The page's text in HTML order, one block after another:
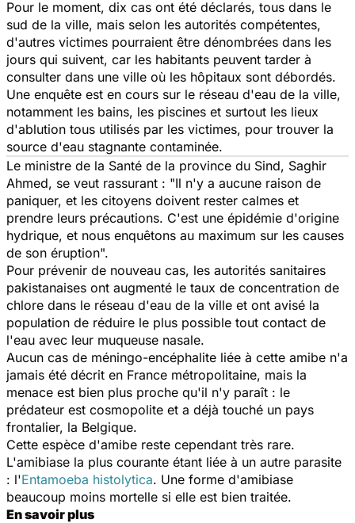
Pour le moment, dix cas ont été déclarés, tous dans le
sud de la ville, mais selon les autorités compétentes,
d'autres victimes pourraient être dénombrées dans les
jours qui suivent, car les habitants peuvent tarder à
consulter dans une ville où les hôpitaux sont débordés.
Une enquête est en cours sur le réseau d'eau de la ville,
notamment les bains, les piscines et surtout les lieux
d'ablution tous utilisés par les victimes, pour trouver la
source d'eau stagnante contaminée.
Le ministre de la Santé de la province du Sind, Saghir
Ahmed, se veut rassurant : "Il n'y a aucune raison de
paniquer, et les citoyens doivent rester calmes et
prendre leurs précautions. C'est une épidémie d'origine
hydrique, et nous enquêtons au maximum sur les causes
de son éruption".
Pour prévenir de nouveau cas, les autorités sanitaires
pakistanaises ont augmenté le taux de concentration de
chlore dans le réseau d'eau de la ville et ont avisé la
population de réduire le plus possible tout contact de
l'eau avec leur muqueuse nasale.
Aucun cas de méningo-encéphalite liée à cette amibe n'a
jamais été décrit en France métropolitaine, mais la
menace est bien plus proche qu'il n'y paraît : le
prédateur est cosmopolite et a déjà touché un pays
frontalier, la Belgique.
Cette espèce d'amibe reste cependant très rare.
L'amibiase la plus courante étant liée à un autre parasite
: l'Entamoeba histolytica. Une forme d'amibiase
beaucoup moins mortelle si elle est bien traitée.
En savoir plus